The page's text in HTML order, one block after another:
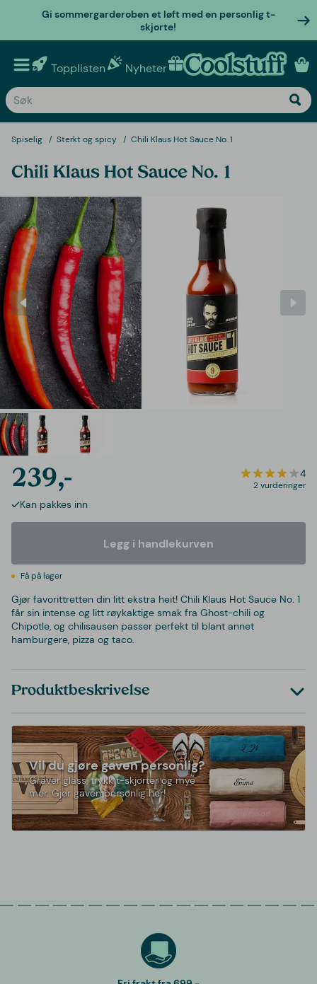
Gi sommergarderoben et løft med en personlig t-
skjorte!
Topplisten Nyheter Personlige gaver
Spiselig Sterkt og spicy Chili Klaus Hot Sauce No. 1
Chili Klaus Hot Sauce No. 1
239,- 4
2 vurderinger
Kan pakkes inn
Legg i handlekurven
Få på lager
Gjør favorittretten din litt ekstra heit! Chili Klaus Hot Sauce No. 1
får sin intense og litt røykaktige smak fra Ghost-chili og
Chipotle, og chilisausen passer perfekt til blant annet
hamburgere, pizza og taco.
Produktbeskrivelse
Vil du gjøre gaven personlig?
Graver glass, trykk t-skjorter og mye
mer. Gjør gaven personlig her!